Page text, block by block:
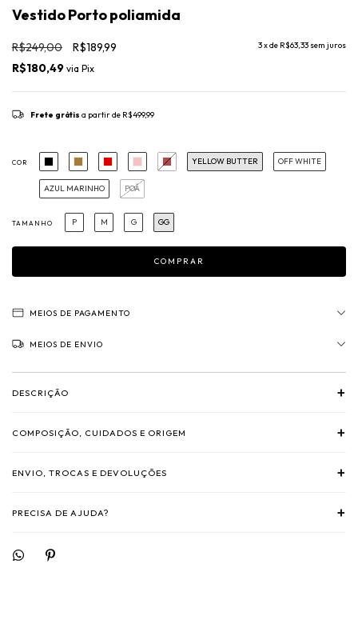
Vestido Porto poliamida
R$249,00 R$189,99 3x de R$63,33 sem juros
R$180,49 via Pix
Frete grátis a partir de R$499,99
COR YELLOW BUTTER OFF WHITE
AZUL MARINHO POÁ
TAMANHO P M G GG
MEIOS DE PAGAMENTO
MEIOS DE ENVIO
DESCRIÇÃO +
COMPOSIÇÃO, CUIDADOS E ORIGEM +
ENVIO, TROCAS E DEVOLUÇÕES +
PRECISA DE AJUDA? +